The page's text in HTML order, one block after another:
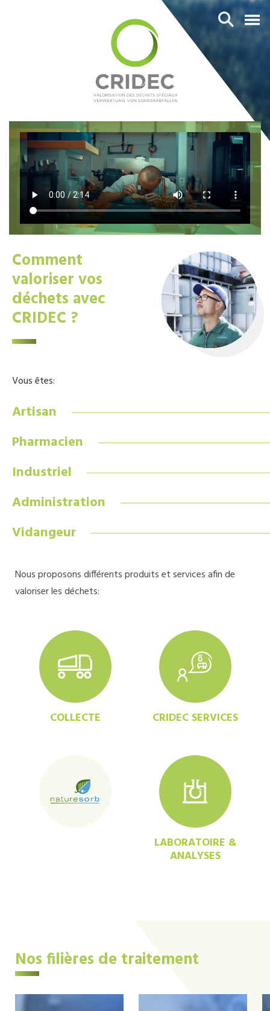
Comment
valoriser vos
déchets avec
CRIDEC ?
Vous êtes:
Artisan
Pharmacien
Industriel
Administration
Vidangeur
Nous proposons différents produits et services afin de
valoriser les déchets:
COLLECTE CRIDEC SERVICES
LABORATOIRE &
ANALYSES
Nos filières de traitement